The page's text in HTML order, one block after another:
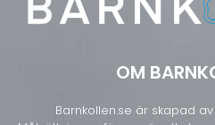
OM
Barnkollen.se är skapad